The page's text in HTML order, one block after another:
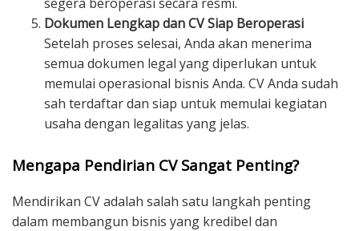
Dokumen Lengkap dan CV Siap Beroperasi
Setelah proses selesai, Anda akan menerima
semua dokumen legal yang diperlukan untuk
memulai operasional bisnis Anda. CV Anda sudah
sah terdaftar dan siap untuk memulai kegiatan
usaha dengan legalitas yang jelas.
Mengapa Pendirian CV Sangat Penting?
Mendirikan CV adalah salah satu langkah penting
dalam membangun bisnis yang kredibel dan